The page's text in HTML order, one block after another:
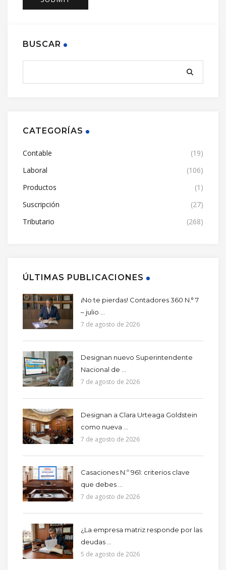
BUSCAR
CATEGORÍAS
Contable
(19)
Laboral
(106)
Productos
(1)
Suscripción
(27)
Tributario
(268)
ÚLTIMAS PUBLICACIONES
¡No te pierdas! Contadores 360 N.° 7
– julio ...
7 de agosto de 2026
Designan nuevo Superintendente
Nacional de ...
7 de agosto de 2026
Designan a Clara Urteaga Goldstein
como nueva ...
7 de agosto de 2026
Casaciones N.º 961: criterios clave
que debes ...
7 de agosto de 2026
¿La empresa matriz responde por las
deudas ...
5 de agosto de 2026